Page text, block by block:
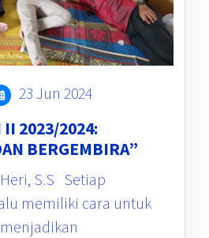
23 Jun 2024
II 2023/2024:
BERGEMBIRA”
S.S Setiap
memiliki cara untuk